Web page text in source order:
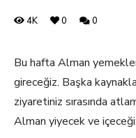
4K 0 0
Bu hafta Alman
gireceğiz. Başka
ziyaretiniz sırasında
Alman yiyecek ve içeceği;